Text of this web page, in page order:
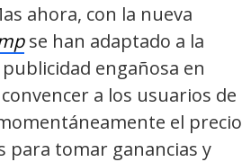
ahora, con la nueva
se han adaptado a la
engañosa en
a los usuarios de
el precio
para tomar ganancias y